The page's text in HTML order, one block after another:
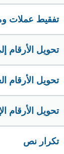
تفقيط عملات
تحويل الأرقام
تحويل الأرقام
تحويل الأرقام
تكرار نص